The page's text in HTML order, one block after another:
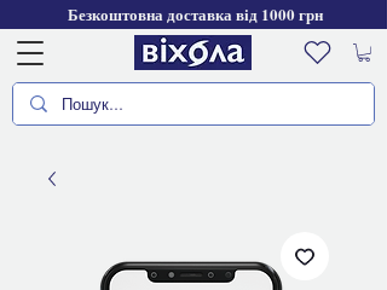
Безкоштовна доставка від 1000 грн